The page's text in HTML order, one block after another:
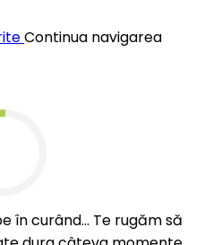
Continua navigarea
în curând... Te rugăm să